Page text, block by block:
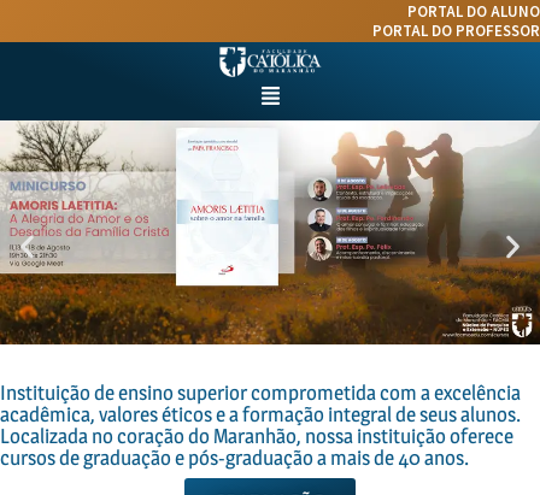
PORTAL DO ALUNO
PORTAL DO PROFESSOR
Menu
Instituição de ensino superior comprometida com a excelência
acadêmica, valores éticos e a formação integral de seus alunos.
Localizada no coração do Maranhão, nossa instituição oferece
cursos de graduação e pós-graduação a mais de 40 anos.